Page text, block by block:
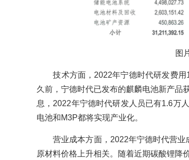
图
技术方面，2022年宁德时代研发费用
久前，宁德时代已发布的麒麟电池新产品
息，2022年宁德时代研发人员已有1.6万
电池和M3P都将实现产业化。
营业成本方面，2022年宁德时代营业
原材料价格上升相关。随着近期碳酸锂降